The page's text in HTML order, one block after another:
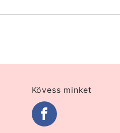
Kövess minket